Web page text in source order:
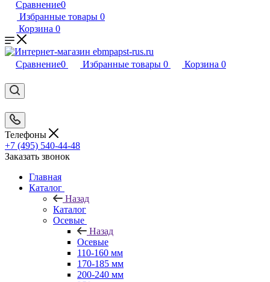
Сравнение0
Избранные товары 0
Корзина 0
Сравнение0 Избранные товары 0 Корзина 0
Телефоны
+7 (495) 540-44-48
Заказать звонок
Главная
Каталог
Назад
Каталог
Осевые
Назад
Осевые
110-160 мм
170-185 мм
200-240 мм